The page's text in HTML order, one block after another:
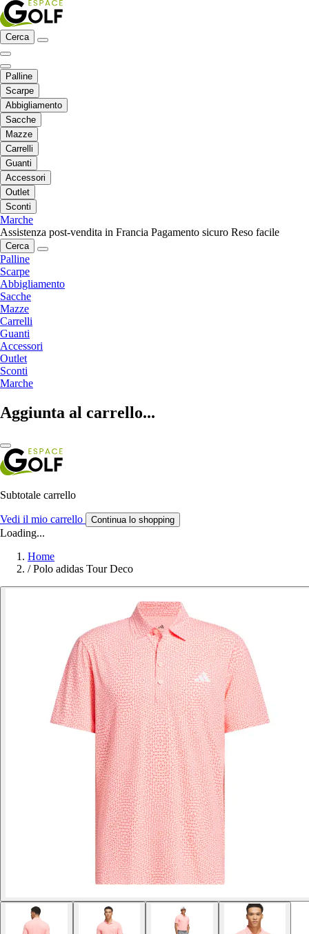
Cerca
Palline
Scarpe
Abbigliamento
Sacche
Mazze
Carrelli
Guanti
Accessori
Outlet
Sconti
Marche
Assistenza post-vendita in Francia Pagamento sicuro Reso facile
Cerca
Palline
Scarpe
Abbigliamento
Sacche
Mazze
Carrelli
Guanti
Accessori
Outlet
Sconti
Marche
Aggiunta al carrello...
Subtotale carrello
Vedi il mio carrello Continua lo shopping
Loading...
Home
/ Polo adidas Tour Deco